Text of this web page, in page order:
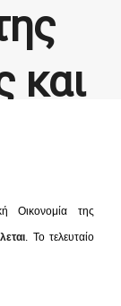
και
Οικονομία της
. Το τελευταίο